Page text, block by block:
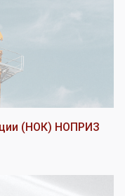
(НОК) НОПРИЗ